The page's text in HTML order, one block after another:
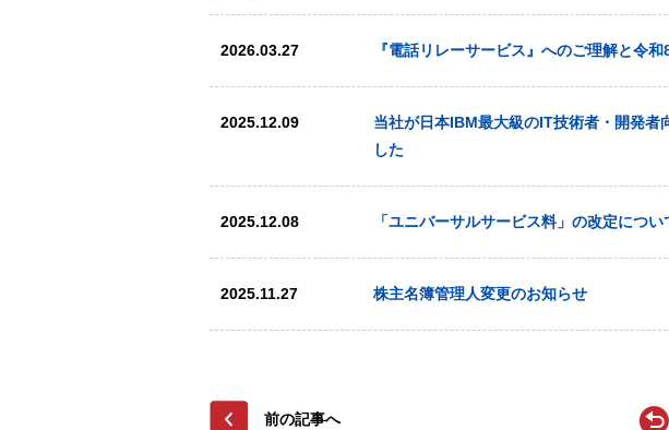
2026.03.27 『電話リレーサービス』へのご理解と令
2025.12.09
当社が日本IBM最大級のIT技術者・開発
した
2025.12.08 「ユニバーサルサービス料」の改定につい
2025.11.27 株主名簿管理人変更のお知らせ
前の記事へ